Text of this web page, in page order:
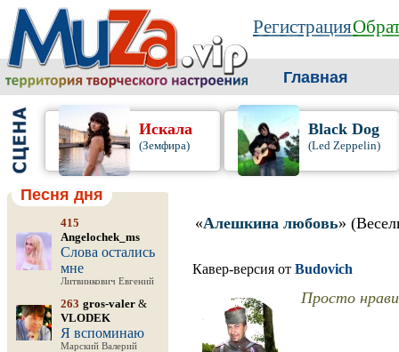
Регистрация
Главная
Искала
(Земфира)
Black Dog
(Led Zeppelin)
Песня дня
415
Angelochek_ms
Слова остались
мне
Литвинкович Евгений
263 gros-valer &
VLODEK
Я вспоминаю
Марский Валерий
«Алешкина любовь»
Кавер-версия от Budovich
Просто